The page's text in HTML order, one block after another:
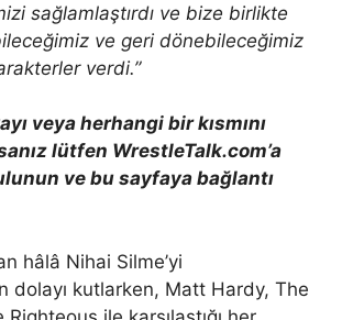
sağlamlaştırdı ve bize birlikte
ve geri dönebileceğimiz
verdi.”
veya herhangi bir kısmını
lütfen WrestleTalk.com’a
ve bu sayfaya bağlantı
hâlâ Nihai Silme’yi
dolayı kutlarken, Matt Hardy, The